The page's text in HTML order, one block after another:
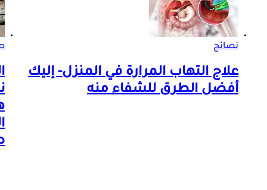
نصائح
علاج التهاب المرارة في المنزل- إليك
أفضل الطرق للشفاء منه